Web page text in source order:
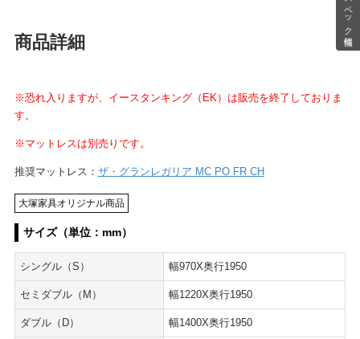
スペック情報
商品詳細
※恐れ入りますが、イースタンキング（EK）は販売を終了しておりま
す。
※マットレスは別売りです。
推奨マットレス： ザ・グランレガリア MC PO FR CH
大塚家具オリジナル商品
サイズ（単位：mm）
シングル（S） 幅970X奥行1950
セミダブル（M） 幅1220X奥行1950
ダブル（D） 幅1400X奥行1950